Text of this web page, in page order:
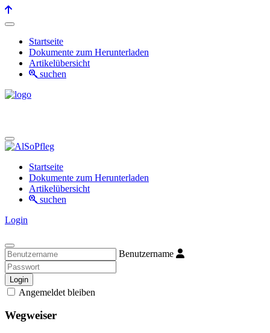
Startseite
Dokumente zum Herunterladen
Artikelübersicht
suchen
Startseite
Dokumente zum Herunterladen
Artikelübersicht
suchen
Login
Benutzername
Login
Angemeldet bleiben
Wegweiser